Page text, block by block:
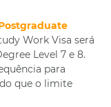
Work Visa será
Level 7 e 8.
para
que o limite